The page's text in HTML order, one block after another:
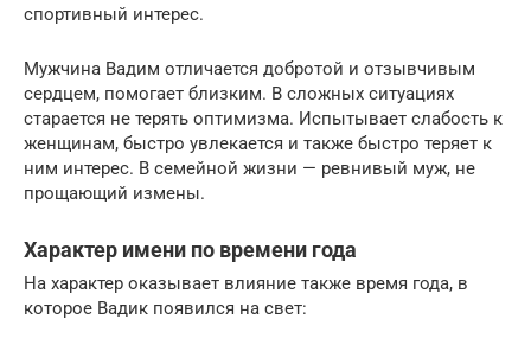
спортивный интерес.
Мужчина Вадим отличается добротой и отзывчивым
сердцем, помогает близким. В сложных ситуациях
старается не терять оптимизма. Испытывает слабость к
женщинам, быстро увлекается и также быстро теряет к
ним интерес. В семейной жизни — ревнивый муж, не
прощающий измены.
Характер имени по времени года
На характер оказывает влияние также время года, в
которое Вадик появился на свет: